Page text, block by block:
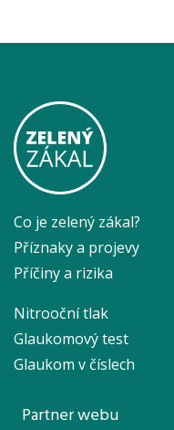
Co je zelený zákal?
Příznaky a projevy
Příčiny a rizika
Nitrooční tlak
Glaukomový test
Glaukom v číslech
Partner webu